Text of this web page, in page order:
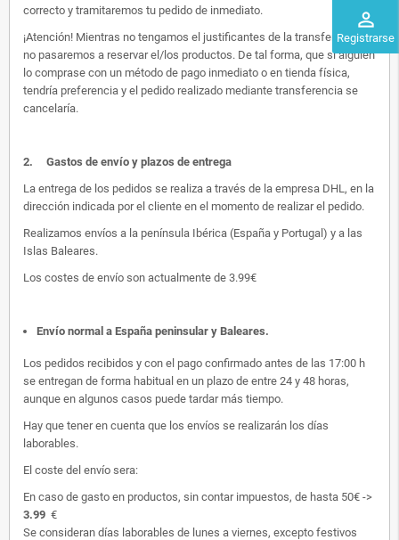
perm_identity
Registrarse
correcto y tramitaremos tu pedido de inmediato.
¡Atención! Mientras no tengamos el justificantes de la transferencia,
no pasaremos a reservar el/los productos. De tal forma, que si alguien
lo comprase con un método de pago inmediato o en tienda física,
tendría preferencia y el pedido realizado mediante transferencia se
cancelaría.
2. Gastos de envío y plazos de entrega
La entrega de los pedidos se realiza a través de la empresa DHL, en la
dirección indicada por el cliente en el momento de realizar el pedido.
Realizamos envíos a la península Ibérica (España y Portugal) y a las
Islas Baleares.
Los costes de envío son actualmente de 3.99€
Envío normal a España peninsular y Baleares.
Los pedidos recibidos y con el pago confirmado antes de las 17:00 h
se entregan de forma habitual en un plazo de entre 24 y 48 horas,
aunque en algunos casos puede tardar más tiempo.
Hay que tener en cuenta que los envíos se realizarán los días
laborables.
El coste del envío sera:
En caso de gasto en productos, sin contar impuestos, de hasta 50€ ->
3.99 €
Se consideran días laborables de lunes a viernes, excepto festivos